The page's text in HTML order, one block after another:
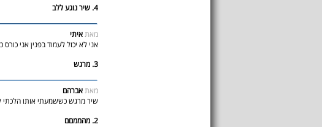
4. שיר נוגע ללב
מאתאיתי
אני לא יכול לעמוד בפנין אני
3. מרגש
מאתאברהם
שיר מרגש כששמעתי אותו הלכתי
2. מהממםם